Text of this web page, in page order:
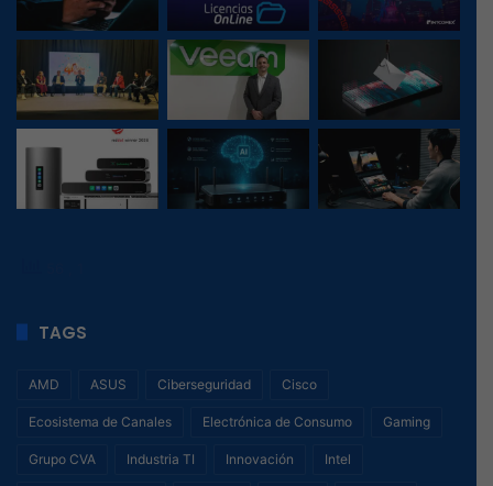
TAGS
AMD ASUS Ciberseguridad Cisco
Ecosistema de Canales Electrónica de Consumo Gaming
Grupo CVA Industria TI Innovación Intel